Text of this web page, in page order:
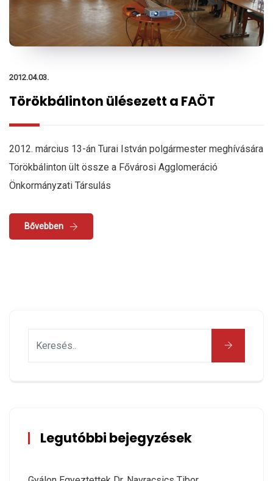
2012.04.03.
Törökbálinton ülésezett a FAÖT
2012. március 13-án Turai István polgármester meghívására
Törökbálinton ült össze a Fővárosi Agglomeráció
Önkormányzati Társulás
Bővebben
Legutóbbi bejegyzések